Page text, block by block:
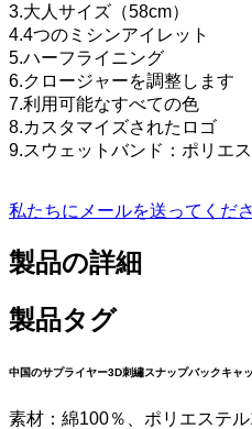
3.大人サイズ（58cm）
4.4つのミシンアイレット
5.ハーフライニング
6.クロージャーを調整します
7.利用可能なすべての色
8.カスタマイズされたロゴ
9.スウェットバンド：ポリエ
私たちにメールを送ってくだ
製品の詳細
製品タグ
中国のサプライヤー3D刺繡スナップバックキャ
素材：綿100％、ポリエステ